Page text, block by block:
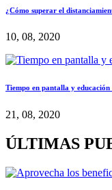
¿Cómo superar el
10, 08, 2020
Tiempo en pantalla y educación
21, 08, 2020
ÚLTIMAS